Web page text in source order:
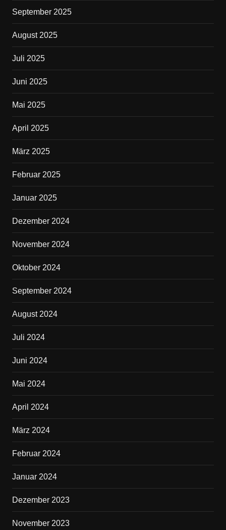
September 2025
August 2025
Juli 2025
Juni 2025
Mai 2025
April 2025
März 2025
Februar 2025
Januar 2025
Dezember 2024
November 2024
Oktober 2024
September 2024
August 2024
Juli 2024
Juni 2024
Mai 2024
April 2024
März 2024
Februar 2024
Januar 2024
Dezember 2023
November 2023